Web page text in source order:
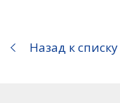
Назад к списку